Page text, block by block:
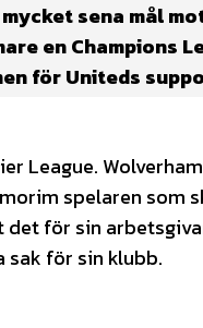
sena mål
en Champions
för Uniteds
League.
spelaren som
för sin
sak för sin klubb.